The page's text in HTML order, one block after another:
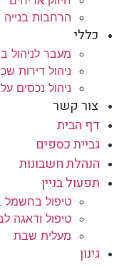
הרחבות בנייה
כללי
מעבר לניהול
ניהול דירות
ניהול נכסים על
צור קשר
דף הבית
גביית כספים
הנהלת חשבונות
תפעול בניין
טיפול בחשמל
טיפול ודאגה
מעלית שבת
גינון